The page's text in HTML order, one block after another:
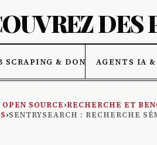
DES
SCRAPING & DONNÉESAGENTS IA
SOURCE›RECHERCHE ET
›SENTRYSEARCH : RECHERCHE